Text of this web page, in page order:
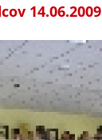
14.06.2009